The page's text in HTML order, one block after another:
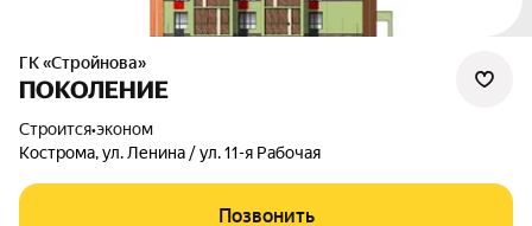
ГК «Стройнова»
ПОКОЛЕНИЕ
Строится•эконом
Кострома, ул. Ленина / ул. 11-я Рабочая
Позвонить